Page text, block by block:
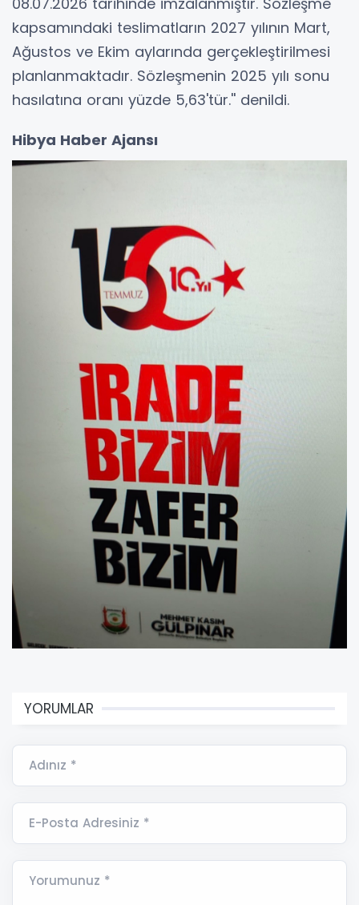
kapsamındaki teslimatların 2027 yılının Mart,
Ağustos ve Ekim aylarında gerçekleştirilmesi
planlanmaktadır. Sözleşmenin 2025 yılı sonu
hasılatına oranı yüzde 5,63'tür.'' denildi.
Hibya Haber Ajansı
YORUMLAR
Adınız *
E-Posta Adresiniz *
Yorumunuz *